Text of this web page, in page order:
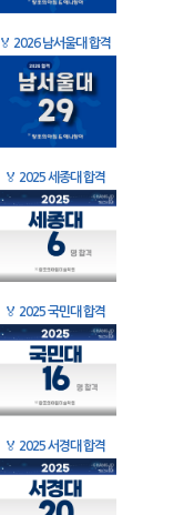
🏅 2026 남서울대 합격
🏅 2025 세종대 합격
🏅 2025 국민대 합격
🏅 2025 서경대 합격